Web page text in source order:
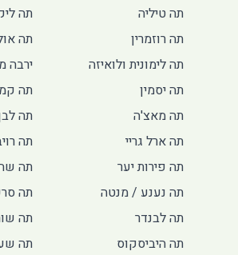
תה טיליה תה
תה רוזמרין
תה
תה לימונית ולואיזה
ירבה
תה יסמין
תה
תה מאצ'ה
תה
תה ארל גריי
תה
תה פירות יער
תה
תה נענע / מנטה
תה
תה לבנדר
תה
תה היביסקוס
תה